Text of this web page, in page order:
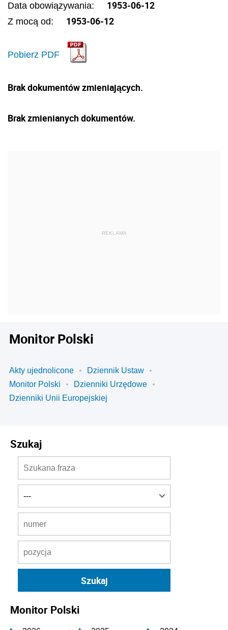
Data obowiązywania: 1953-06-12
Z mocą od: 1953-06-12
Pobierz PDF
Brak dokumentów zmieniających.
Brak zmienianych dokumentów.
Monitor Polski
Akty ujednolicone
Dziennik Ustaw
Monitor Polski
Dzienniki Urzędowe
Dzienniki Unii Europejskiej
Szukaj
Monitor Polski